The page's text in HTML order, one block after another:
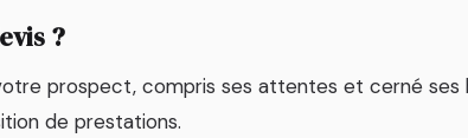
?
prospect, compris ses attentes et cerné ses
de prestations.